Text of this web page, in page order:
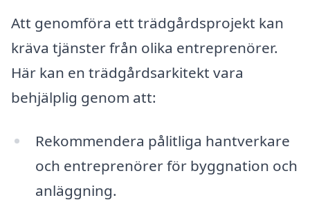
Att genomföra ett trädgårdsprojekt kan
kräva tjänster från olika entreprenörer.
Här kan en trädgårdsarkitekt vara
behjälplig genom att:
Rekommendera pålitliga hantverkare
och entreprenörer för byggnation och
anläggning.